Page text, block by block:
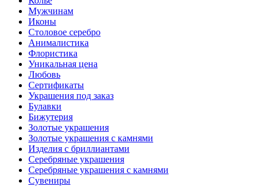
Мужчинам
Иконы
Столовое серебро
Анималистика
Флористика
Уникальная цена
Любовь
Сертификаты
Украшения под заказ
Булавки
Бижутерия
Золотые украшения
Золотые украшения с камнями
Изделия с бриллиантами
Серебряные украшения
Серебряные украшения с камнями
Сувениры